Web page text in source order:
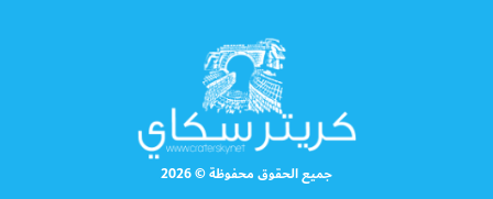
جميع الحقوق محفوظة © 2026